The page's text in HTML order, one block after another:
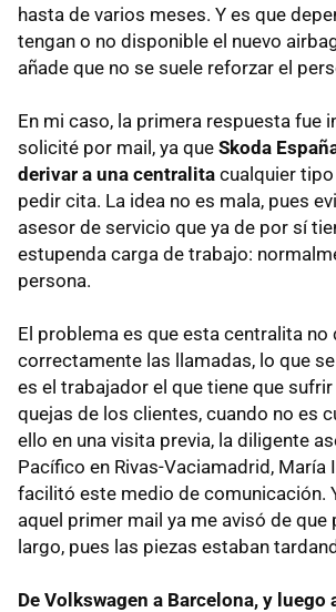
hasta de varios meses. Y es que
tengan o no disponible el nuevo
añade que no se suele reforzar el
En mi caso, la primera respuesta fue
solicité por mail, ya que Skoda
derivar a una centralita cualquier
pedir cita. La idea no es mala, pues
asesor de servicio que ya de por sí
estupenda carga de trabajo:
persona.
El problema es que esta centralita no
correctamente las llamadas, lo que
es el trabajador el que tiene que
quejas de los clientes, cuando no es
ello en una visita previa, la diligente
Pacífico en Rivas-Vaciamadrid, María
facilitó este medio de comunicación.
aquel primer mail ya me avisó de que
largo, pues las piezas estaban
De Volkswagen a Barcelona, y luego